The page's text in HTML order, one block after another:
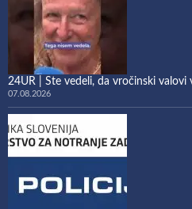
24UR | Ste vedeli, da vročinski valovi
07.08.2026